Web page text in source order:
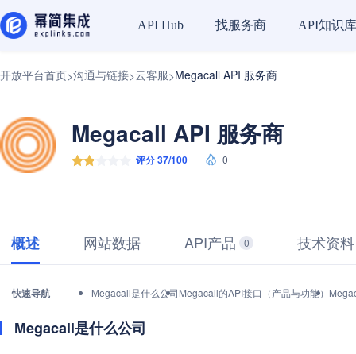
API Hub 找服务商 API知识库
开放平台首页>沟通与链接>云客服>Megacall API 服务商
Megacall API 服务商
评分 37/100 0
概述 网站数据 API产品 0 技术资料
快速导航 Megacall是什么公司Megacall的API接口（产品与功能）
Megacall是什么公司